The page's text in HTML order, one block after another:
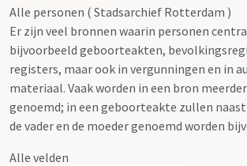
Alle personen ( Stadsarchief Rotterdam )
Er zijn veel bronnen waarin personen
bijvoorbeeld geboorteakten,
registers, maar ook in vergunningen en in
materiaal. Vaak worden in een bron
genoemd; in een geboorteakte zullen
de vader en de moeder genoemd worden
Alle velden